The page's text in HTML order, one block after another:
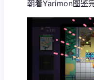
朝着Yarimon图鉴